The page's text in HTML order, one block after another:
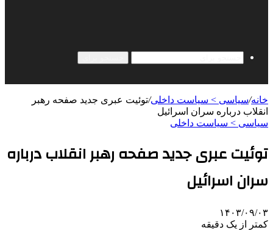
خانه/سیاسی > سیاست داخلی/توئیت عبری جدید صفحه رهبر
انقلاب درباره سران اسرائیل
سیاسی > سیاست داخلی
توئیت عبری جدید صفحه رهبر انقلاب درباره
سران اسرائیل
۱۴۰۳/۰۹/۰۳
کمتر از یک دقیقه